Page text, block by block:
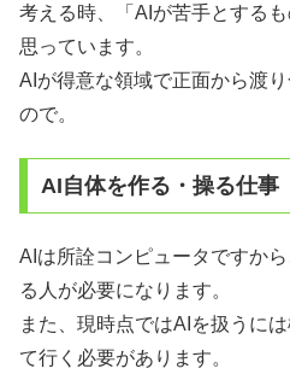
考える時、「AIが苦手とする
思っています。
AIが得意な領域で正面から渡
ので。
AI自体を作る・操る仕事
AIは所詮コンピュータですか
る人が必要になります。
また、現時点ではAIを扱うに
て行く必要があります。